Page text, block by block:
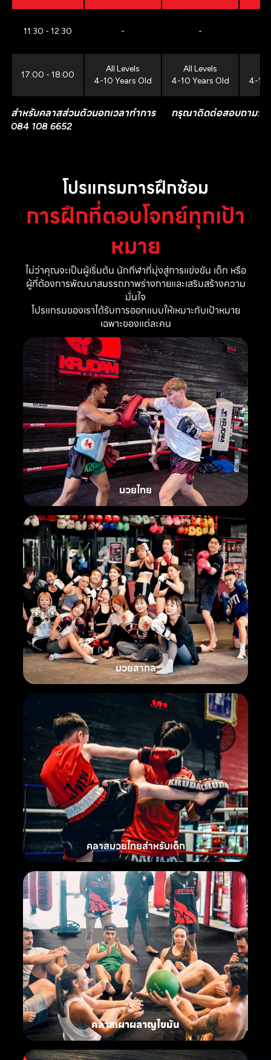
11:30 - 12:30 - -
17:00 - 18:00
All Levels
4-10 Years Old
All Levels
4-10 Years Old
4-10
สำหรับคลาสส่วนตัวนอกเวลาทำการ กรุณาติดต่อสอบถาม:
084 108 6652
โปรแกรมการฝึกซ้อม
การฝึกที่ตอบโจทย์ทุกเป้า
หมาย
ไม่ว่าคุณจะเป็นผู้เริ่มต้น นักกีฬาที่มุ่งสู่การแข่งขัน เด็ก หรือ
ผู้ที่ต้องการพัฒนาสมรรถภาพร่างกายและเสริมสร้างความ
มั่นใจ
โปรแกรมของเราได้รับการออกแบบให้เหมาะกับเป้าหมาย
เฉพาะของแต่ละคน
มวยไทย
มวยสากล
คลาสมวยไทยสำหรับเด็ก
คลาสเผาผลาญไขมัน